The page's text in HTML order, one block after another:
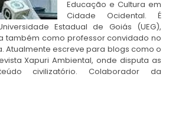
Educação e Cultura em
Cidade Ocidental. É
Estadual de Goiás (UEG),
também como professor convidado no
Atualmente escreve para blogs como o
Xapuri Ambiental, onde disputa as
civilizatório. Colaborador da